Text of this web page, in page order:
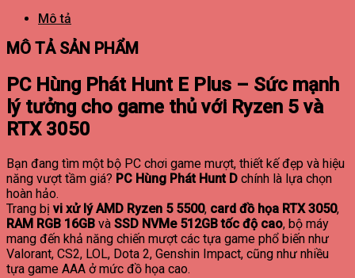
Mô tả
MÔ TẢ SẢN PHẨM
PC Hùng Phát Hunt E Plus – Sức mạnh
lý tưởng cho game thủ với Ryzen 5 và
RTX 3050
Bạn đang tìm một bộ PC chơi game mượt, thiết kế đẹp và hiệu
năng vượt tầm giá? PC Hùng Phát Hunt D chính là lựa chọn
hoàn hảo.
Trang bị vi xử lý AMD Ryzen 5 5500, card đồ họa RTX 3050,
RAM RGB 16GB và SSD NVMe 512GB tốc độ cao, bộ máy
mang đến khả năng chiến mượt các tựa game phổ biến như
Valorant, CS2, LOL, Dota 2, Genshin Impact, cũng như nhiều
tựa game AAA ở mức đồ họa cao.